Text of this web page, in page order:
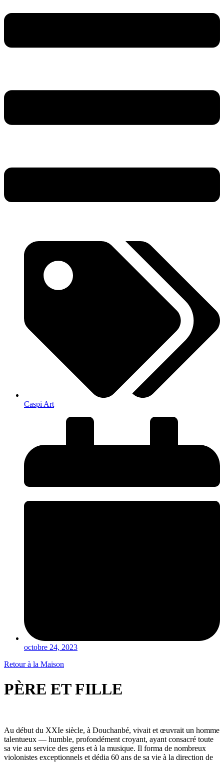
Caspi Art
octobre 24, 2023
Retour à la Maison
PÈRE ET FILLE
Au début du XXIe siècle, à Douchanbé, vivait et œuvrait un homme
talentueux — humble, profondément croyant, ayant consacré toute
sa vie au service des gens et à la musique. Il forma de nombreux
violonistes exceptionnels et dédia 60 ans de sa vie à la direction de